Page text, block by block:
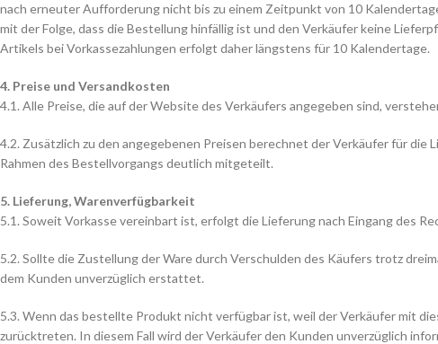
nach erneuter Aufforderung nicht bis zu einem Zeitpunkt von 10
mit der Folge, dass die Bestellung hinfällig ist und den Verkäufer keine
Artikels bei Vorkassezahlungen erfolgt daher längstens für 10 Kalendertage.
4. Preise und Versandkosten
4.1. Alle Preise, die auf der Website des Verkäufers angegeben sind,
4.2. Zusätzlich zu den angegebenen Preisen berechnet der Verkäufer für
Rahmen des Bestellvorgangs deutlich mitgeteilt.
5. Lieferung, Warenverfügbarkeit
5.1. Soweit Vorkasse vereinbart ist, erfolgt die Lieferung nach Eingang des
5.2. Sollte die Zustellung der Ware durch Verschulden des Käufers trotz
dem Kunden unverzüglich erstattet.
5.3. Wenn das bestellte Produkt nicht verfügbar ist, weil der Verkäufer mit
zurücktreten. In diesem Fall wird der Verkäufer den Kunden unverzüglich